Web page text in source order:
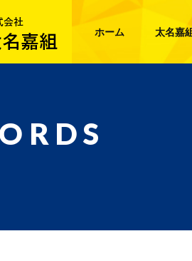
ホーム 太名嘉